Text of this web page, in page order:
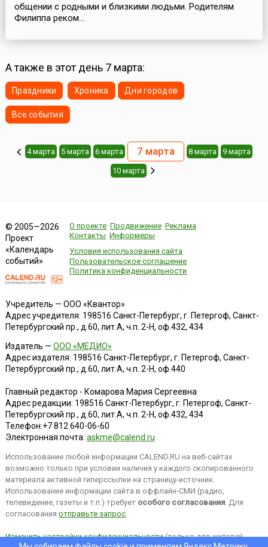
общении с родными и близкими людьми. Родителям
Филиппа реком...
А также в этот день 7 марта:
Праздники Хроника Дни городов
Все события
4 марта 5 марта 6 марта 7 марта 8 марта 9 марта
10 марта
© 2005—2026
Проект
«Календарь
событий»
О проекте Продвижение Реклама
Контакты Информеры
Условия использования сайта
Пользовательское соглашение
Политика конфиденциальности
Учредитель — ООО «Квантор»
Адрес учредителя: 198516 Санкт-Петербург, г. Петергоф, Санкт-
Петербургский пр., д.60, лит.А, ч.п. 2-Н, оф.432, 434
Издатель — ООО «МЕДИО»
Адрес издателя: 198516 Санкт-Петербург, г. Петергоф, Санкт-
Петербургский пр., д.60, лит.А, ч.п. 2-Н, оф.440
Главный редактор - Комарова Мария Сергеевна
Адрес редакции: 198516 Санкт-Петербург, г. Петергоф, Санкт-
Петербургский пр., д.60, лит.А, ч.п. 2-Н, оф.432, 434
Телефон:+7 812 640-06-60
Электронная почта: askme@calend.ru
Использование любой информации CALEND.RU на веб-сайтах
возможно только при условии наличия у каждого скопированного
материала активной гиперссылки на страницу-источник.
Использование информации сайта в оффлайн-СМИ (радио,
телевидение, газеты и т.п.) требует особого согласования. Для
согласования отправьте запрос.
Изменить настройки конфиденциальности(только для жителей